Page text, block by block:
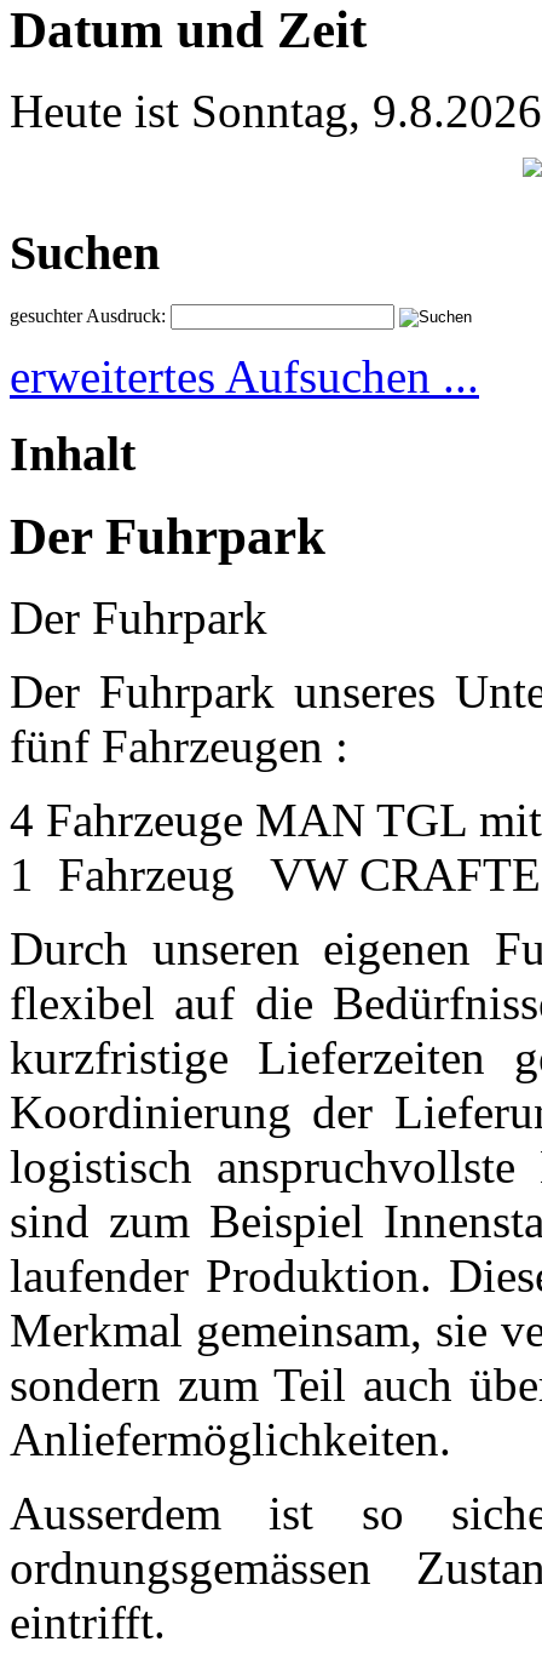
Datum und Zeit
Heute ist Sonntag, 9.8.2026
Suchen
gesuchter Ausdruck:
erweitertes Aufsuchen ...
Inhalt
Der Fuhrpark
Der Fuhrpark
Der Fuhrpark unseres
fünf Fahrzeugen :
4 Fahrzeuge MAN TGL
1 Fahrzeug VW
Durch unseren eigenen
flexibel auf die
kurzfristige Lieferzeiten
Koordinierung der
logistisch
sind zum Beispiel
laufender Produktion.
Merkmal gemeinsam, sie
sondern zum Teil auch
Anliefermöglichkeiten.
Ausserdem ist so
ordnungsgemässen
eintrifft.